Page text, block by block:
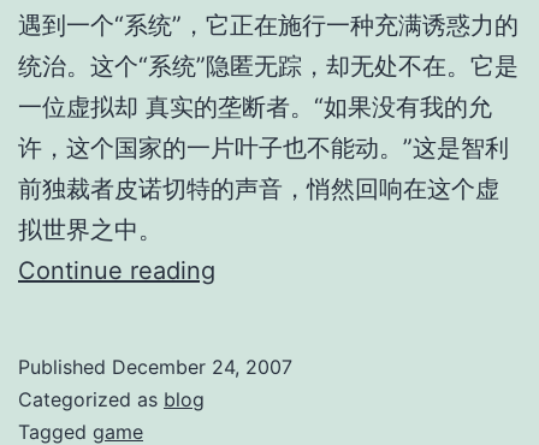
遇到一个“系统”，它正在施行一种充满诱惑力的
统治。这个“系统”隐匿无踪，却无处不在。它是
一位虚拟却 真实的垄断者。“如果没有我的允
许，这个国家的一片叶子也不能动。”这是智利
前独裁者皮诺切特的声音，悄然回响在这个虚
拟世界之中。
Continue reading
Published December 24, 2007
Categorized as blog
Tagged game